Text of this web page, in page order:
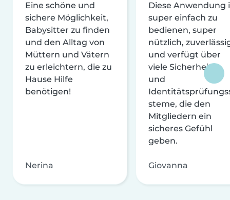
Eine schöne und
sichere Möglichkeit,
Babysitter zu finden
und den Alltag von
Müttern und Vätern
zu erleichtern, die zu
Hause Hilfe
benötigen!
Nerina
Diese Anwendung
super einfach zu
bedienen, super
nützlich,
und verfügt über
viele Sicherheits-
und
steme, die den
Mitgliedern ein
sicheres Gefühl
geben.
Giovanna